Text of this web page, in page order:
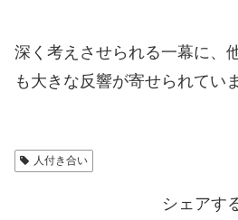
深く考えさせられる一幕に、
も大きな反響が寄せられてい
人付き合い
シェアす